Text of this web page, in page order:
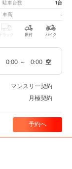
駐車台数 1台
車高 -
トラック 原付 バイク
0:00 ～ 0:00 空
マンスリー契約
月極契約
予約へ